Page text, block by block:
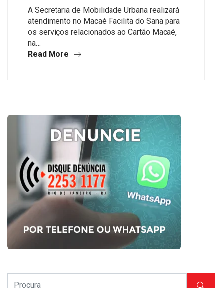
A Secretaria de Mobilidade Urbana realizará
atendimento no Macaé Facilita do Sana para
os serviços relacionados ao Cartão Macaé,
na…
Read More